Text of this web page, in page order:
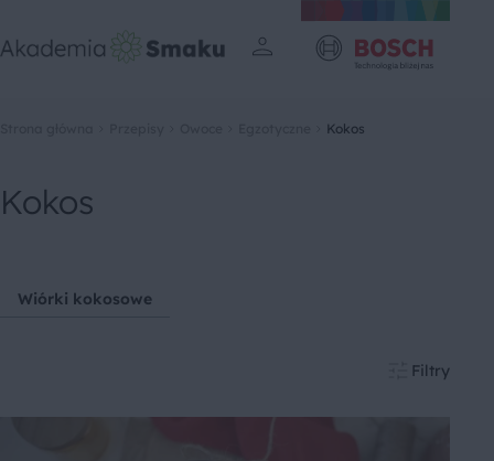
Kokos
Kokos
Wiórki kokosowe
Filtry